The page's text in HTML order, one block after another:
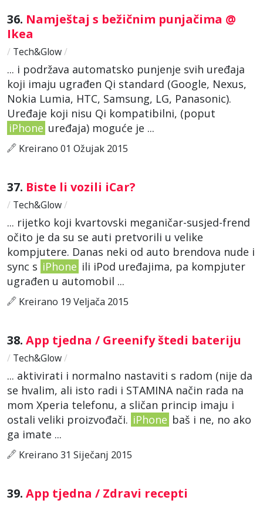
36. Namještaj s bežičnim punjačima @
Ikea
/ Tech&Glow/
... i podržava automatsko punjenje svih uređaja
koji imaju ugrađen Qi standard (Google, Nexus,
Nokia Lumia, HTC, Samsung, LG, Panasonic).
Uređaje koji nisu Qi kompatibilni, (poput
iPhone uređaja) moguće je ...
Kreirano 01 Ožujak 2015
37. Biste li vozili iCar?
/ Tech&Glow/
... rijetko koji kvartovski meganičar-susjed-frend
očito je da su se auti pretvorili u velike
kompjutere. Danas neki od auto brendova nude i
sync s iPhone ili iPod uređajima, pa kompjuter
ugrađen u automobil ...
Kreirano 19 Veljača 2015
38. App tjedna / Greenify štedi bateriju
/ Tech&Glow/
... aktivirati i normalno nastaviti s radom (nije da
se hvalim, ali isto radi i STAMINA način rada na
mom Xperia telefonu, a sličan princip imaju i
ostali veliki proizvođači. iPhone baš i ne, no ako
ga imate ...
Kreirano 31 Siječanj 2015
39. App tjedna / Zdravi recepti